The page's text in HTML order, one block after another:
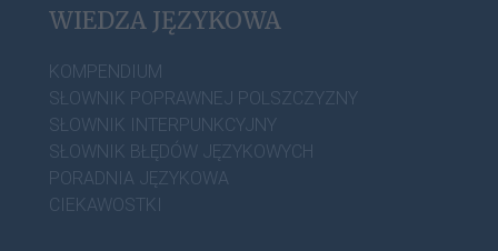
WIEDZA JĘZYKOWA
KOMPENDIUM
SŁOWNIK POPRAWNEJ POLSZCZYZNY
SŁOWNIK INTERPUNKCYJNY
SŁOWNIK BŁĘDÓW JĘZYKOWYCH
PORADNIA JĘZYKOWA
CIEKAWOSTKI